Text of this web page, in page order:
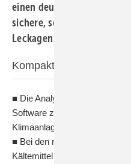
einen deutlich geringeren
sichere, seriengefertigte
Leckagen bestmöglich zu
Kompakt informieren
■ Die Analyse anonymisierter
Software zeigt, dass der
Klimaanlagen
■ Bei den neuesten VRV-
Kältemittel R32 hätte eine